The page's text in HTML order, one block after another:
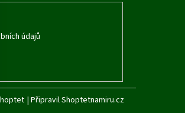
údajů
| Připravil Shoptetnamiru.cz